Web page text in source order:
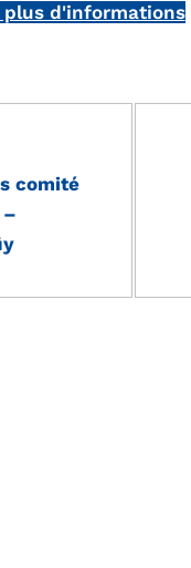
plus d'informations
comité
–